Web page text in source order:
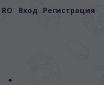
RO Вход Регистрация